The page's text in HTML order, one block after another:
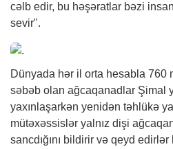
cəlb edir, bu həşəratlar bəzi
sevir".
Dünyada hər il orta hesabla 760
səbəb olan ağcaqanadlar Şimal
yaxınlaşarkən yenidən təhlükə
mütəxəssislər yalnız dişi
sancdığını bildirir və qeyd